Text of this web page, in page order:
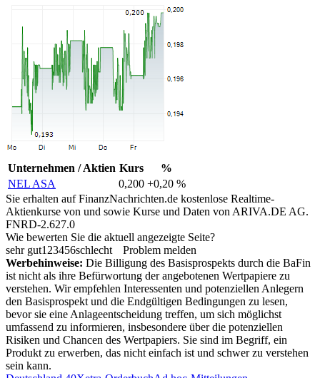
Unternehmen / Aktien Kurs
%
NEL ASA
0,200 +0,20 %
Sie erhalten auf FinanzNachrichten.de kostenlose Realtime-
Aktienkurse von und sowie Kurse und Daten von ARIVA.DE AG.
FNRD-2.627.0
Wie bewerten Sie die aktuell angezeigte Seite?
sehr gut1 23456schlecht
Problem melden
Werbehinweise: Die Billigung des Basisprospekts durch die BaFin
ist nicht als ihre Befürwortung der angebotenen Wertpapiere zu
verstehen. Wir empfehlen Interessenten und potenziellen Anlegern
den Basisprospekt und die Endgültigen Bedingungen zu lesen,
bevor sie eine Anlageentscheidung treffen, um sich möglichst
umfassend zu informieren, insbesondere über die potenziellen
Risiken und Chancen des Wertpapiers. Sie sind im Begriff, ein
Produkt zu erwerben, das nicht einfach ist und schwer zu verstehen
sein kann.